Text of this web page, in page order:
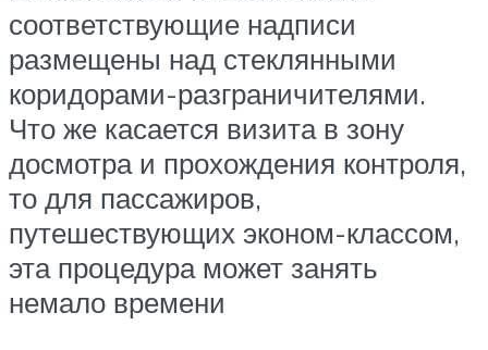
соответствующие надписи
размещены над стеклянными
коридорами-разграничителями.
Что же касается визита в зону
досмотра и прохождения контроля,
то для пассажиров,
путешествующих эконом-классом,
эта процедура может занять
немало времени